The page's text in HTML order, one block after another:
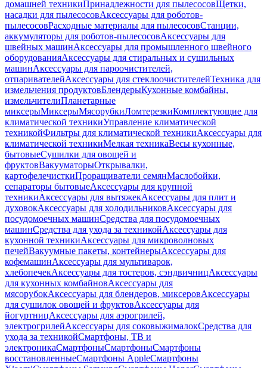
домашней техникиПринадлежности для пылесосовЩетки,
насадки для пылесосовАксессуары для роботов-
пылесосовРасходные материалы для пылесосовСтанции,
аккумуляторы для роботов-пылесосовАксессуары для
швейных машинАксессуары для промышленного швейного
оборудованияАксессуары для стиральных и сушильных
машинАксессуары для пароочистителей,
отпаривателейАксессуары для стеклоочистителейТехника для
измельчения продуктовБлендерыКухонные комбайны,
измельчителиПланетарные
миксерыМиксерыМясорубкиЛомтерезкиКомплектующие для
климатической техникиУправление климатической
техникойФильтры для климатической техникиАксессуары для
климатической техникиМелкая техникаВесы кухонные,
бытовыеСушилки для овощей и
фруктовВакууматорыОткрывалки,
картофелечисткиПроращиватели семянМаслобойки,
сепараторы бытовыеАксессуары для крупной
техникиАксессуары для вытяжекАксессуары для плит и
духовокАксессуары для холодильниковАксессуары для
посудомоечных машинСредства для посудомоечных
машинСредства для ухода за техникойАксессуары для
кухонной техникиАксессуары для микроволновых
печейВакуумные пакеты, контейнерыАксессуары для
кофемашинАксессуары для мультиварок,
хлебопечекАксессуары для тостеров, сэндвичницАксессуары
для кухонных комбайновАксессуары для
мясорубокАксессуары для блендеров, миксеровАксессуары
для сушилок овощей и фруктовАксессуары для
йогуртницАксессуары для аэрогрилей,
электрогрилейАксессуары для соковыжималокСредства для
ухода за техникойСмартфоны, ТВ и
электроникаСмартфоныСмартфоныСмартфоны
восстановленныеСмартфоны AppleСмартфоны